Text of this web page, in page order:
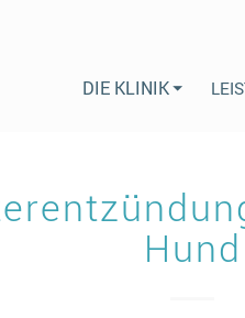
DIE KLINIK
Hund